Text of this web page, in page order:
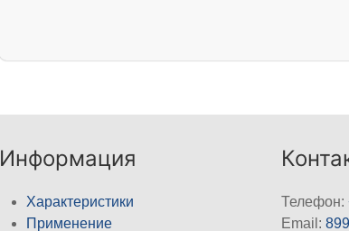
Информация
Характеристики
Применение
Телефон:
Email: